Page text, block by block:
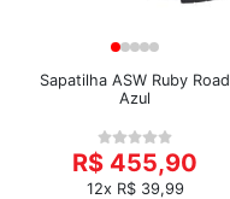
Sapatilha ASW Ruby Road
Azul
R$ 455,90
12x R$ 39,99